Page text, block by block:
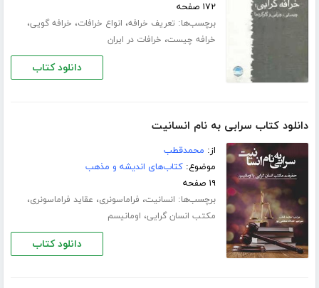
۱۷۲ صفحه
برچسب‌ها: تعریف خرافه، انواع خرافات، خرافه گویی،
خرافه چیست، خرافات در ایران
دانلود کتاب
دانلود کتاب سرابی به نام انسانیت
از: محمدقطب
موضوع:کتاب‌های اندیشه و مذهب
۱۹ صفحه
برچسب‌ها: انسانیت، فراماسونری، عقاید فراماسونری،
مکتب انسان گرایی، اومانیسم
دانلود کتاب